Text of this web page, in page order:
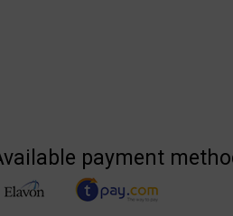
payment